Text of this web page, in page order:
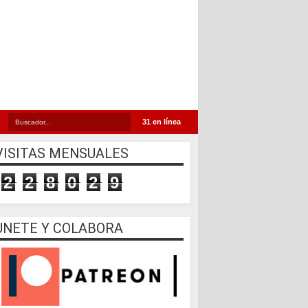
31 en línea
MENSUALES
2 2 8 0 2 9
Y COLABORA